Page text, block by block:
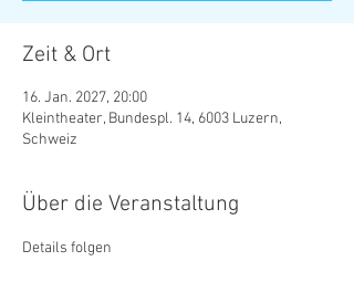
Zeit & Ort
16. Jan. 2027, 20:00
Kleintheater, Bundespl. 14, 6003 Luzern,
Schweiz
Über die Veranstaltung
Details folgen